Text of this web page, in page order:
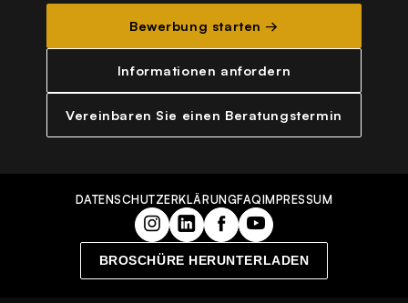
Bewerbung starten →
Informationen anfordern
Vereinbaren Sie einen Beratungstermin
DATENSCHUTZERKLÄRUNGFAQIMPRESSUM
BROSCHÜRE HERUNTERLADEN